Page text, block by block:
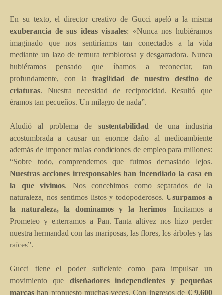
En su texto, el director creativo de Gucci apeló a la misma
exuberancia de sus ideas visuales: «Nunca nos hubiéramos
imaginado que nos sentiríamos tan conectados a la vida
mediante un lazo de ternura temblorosa y desgarradora. Nunca
hubiéramos pensado que íbamos a reconectar, tan
profundamente, con lafragilidad de nuestro destino de
criaturas. Nuestra necesidad de reciprocidad. Resultó que
éramos tan pequeños. Un milagro de nada”.
Aludió al problema de sustentabilidad de una industria
acostumbrada a causar un enorme daño al medioambiente
además de imponer malas condiciones de empleo para millones:
“Sobre todo, comprendemos que fuimos demasiado lejos.
Nuestras acciones irresponsables han incendiado la casa en
la que vivimos. Nos concebimos como separados de la
naturaleza, nos sentimos listos y todopoderosos.Usurpamos a
la naturaleza, la dominamos y la herimos. Incitamos a
Prometeo y enterramos a Pan. Tanta altivez nos hizo perder
nuestra hermandad con las mariposas, las flores, los árboles y las
raíces”.
Gucci tiene el poder suficiente como para impulsar un
movimiento que diseñadores independientes y pequeñas
marcas han propuesto muchas veces. Con ingresos de € 9.600